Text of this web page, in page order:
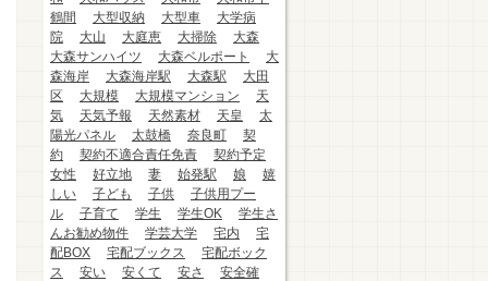
鶴間
大型収納 大型車
大学病
院
大山 大庭恵 大掃除
大森
大森サンハイツ
大森ベルポート
大
森海岸
大森海岸駅 大森駅
大田
区
大規模 大規模マンション
天
気
天気予報 天然素材 天皇
太
陽光パネル
太鼓橋 奈良町
契
約
契約不適合責任免責
契約予定
女性
好立地 妻 始発駅 娘
嬉
しい
子ども 子供
子供用プー
ル
子育て 学生 学生OK
学生さ
んお勧め物件
学芸大学 宅内
宅
配BOX
宅配ブックス
宅配ボック
ス
安い 安くて 安さ
安全確